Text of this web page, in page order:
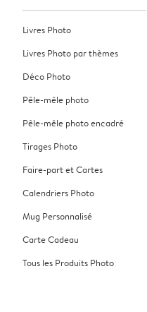
Livres Photo
Livres Photo par thèmes
Déco Photo
Pêle-mêle photo
Pêle-mêle photo encadré
Tirages Photo
Faire-part et Cartes
Calendriers Photo
Mug Personnalisé
Carte Cadeau
Tous les Produits Photo